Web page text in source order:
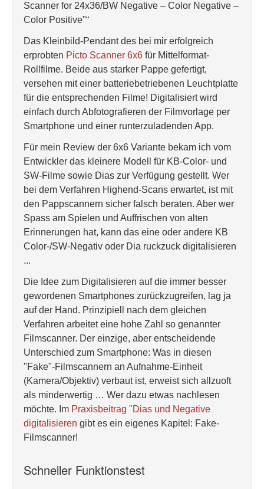
Scanner for 24x36/BW Negative – Color Negative –
Color Positive"“
Das Kleinbild-Pendant des bei mir erfolgreich
erprobten Picto Scanner 6x6 für Mittelformat-
Rollfilme. Beide aus starker Pappe gefertigt,
versehen mit einer batteriebetriebenen Leuchtplatte
für die entsprechenden Filme! Digitalisiert wird
einfach durch Abfotografieren der Filmvorlage per
Smartphone und einer runterzuladenden App.
Für mein Review der 6x6 Variante bekam ich vom
Entwickler das kleinere Modell für KB-Color- und
SW-Filme sowie Dias zur Verfügung gestellt. Wer
bei dem Verfahren Highend-Scans erwartet, ist mit
den Pappscannern sicher falsch beraten. Aber wer
Spass am Spielen und Auffrischen von alten
Erinnerungen hat, kann das eine oder andere KB
Color-/SW-Negativ oder Dia ruckzuck digitalisieren
...
Die Idee zum Digitalisieren auf die immer besser
gewordenen Smartphones zurückzugreifen, lag ja
auf der Hand. Prinzipiell nach dem gleichen
Verfahren arbeitet eine hohe Zahl so genannter
Filmscanner. Der einzige, aber entscheidende
Unterschied zum Smartphone: Was in diesen
"Fake"-Filmscannern an Aufnahme-Einheit
(Kamera/Objektiv) verbaut ist, erweist sich allzuoft
als minderwertig … Wer dazu etwas nachlesen
möchte. Im Praxisbeitrag "Dias und Negative
digitalisieren gibt es ein eigenes Kapitel: Fake-
Filmscanner!
Schneller Funktionstest